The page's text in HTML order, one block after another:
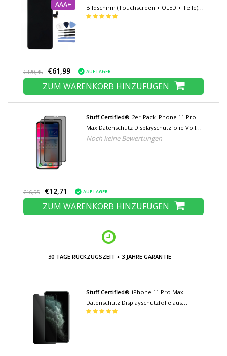
AAA+
Bildschirm (Touchscreen + OLED + Teile)
AAA+ Qualität - Schwarz + Werkzeug
€320,45 €61,99 AUF LAGER
ZUM WARENKORB HINZUFÜGEN
Stuff Certified® 2er-Pack iPhone 11 Pro
Max Datenschutz Displayschutzfolie Volle
Abdeckung - Gehärtete Glasfolie
Noch keine Bewertungen
€16,95 €12,71 AUF LAGER
ZUM WARENKORB HINZUFÜGEN
30 TAGE RÜCKZUGSZEIT + 3 JAHRE GARANTIE
Stuff Certified® iPhone 11 Pro Max
Datenschutz Displayschutzfolie aus
gehärtetem Glas Filmglas aus gehärtetem